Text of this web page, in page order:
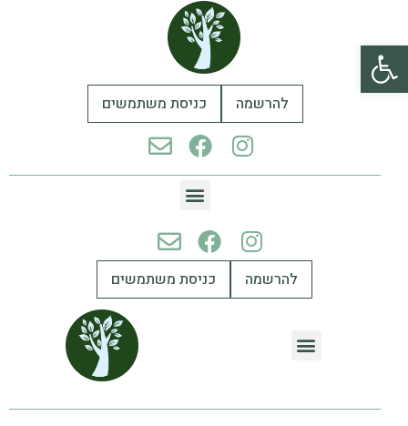
פתח סרגל נגישות
להרשמה כניסת משתמשים
להרשמה כניסת משתמשים